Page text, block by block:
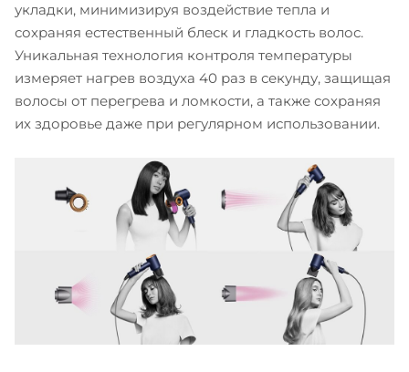
укладки, минимизируя воздействие тепла и
сохраняя естественный блеск и гладкость волос.
Уникальная технология контроля температуры
измеряет нагрев воздуха 40 раз в секунду, защищая
волосы от перегрева и ломкости, а также сохраняя
их здоровье даже при регулярном использовании.